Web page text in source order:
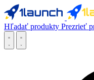
Hľadať produkty Prezrieť